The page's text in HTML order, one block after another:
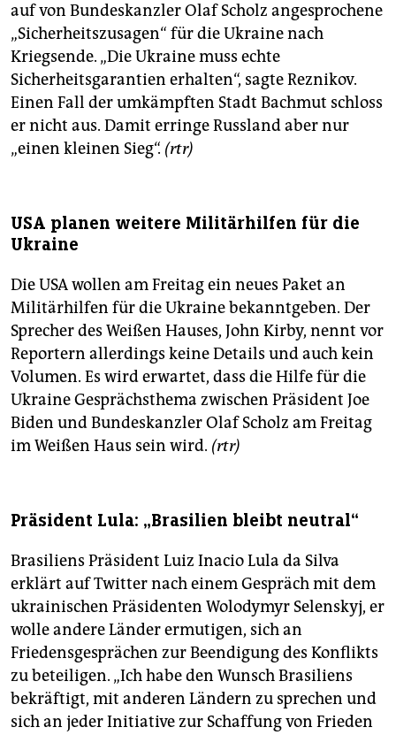
auf von Bundeskanzler Olaf Scholz angesprochene
„Sicherheitszusagen“ für die Ukraine nach
Kriegsende. „Die Ukraine muss echte
Sicherheitsgarantien erhalten“, sagte Reznikov.
Einen Fall der umkämpften Stadt Bachmut schloss
er nicht aus. Damit erringe Russland aber nur
„einen kleinen Sieg“. (rtr)
USA planen weitere Militärhilfen für die
Ukraine
Die USA wollen am Freitag ein neues Paket an
Militärhilfen für die Ukraine bekanntgeben. Der
Sprecher des Weißen Hauses, John Kirby, nennt vor
Reportern allerdings keine Details und auch kein
Volumen. Es wird erwartet, dass die Hilfe für die
Ukraine Gesprächsthema zwischen Präsident Joe
Biden und Bundeskanzler Olaf Scholz am Freitag
im Weißen Haus sein wird. (rtr)
Präsident Lula: „Brasilien bleibt neutral“
Brasiliens Präsident Luiz Inacio Lula da Silva
erklärt auf Twitter nach einem Gespräch mit dem
ukrainischen Präsidenten Wolodymyr Selenskyj, er
wolle andere Länder ermutigen, sich an
Friedensgesprächen zur Beendigung des Konflikts
zu beteiligen. „Ich habe den Wunsch Brasiliens
bekräftigt, mit anderen Ländern zu sprechen und
sich an jeder Initiative zur Schaffung von Frieden